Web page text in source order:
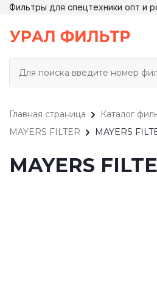
Фильтры для спецтехники опт и
Главная страница
Каталог
MAYERS FILTER
MAYERS
MAYERS